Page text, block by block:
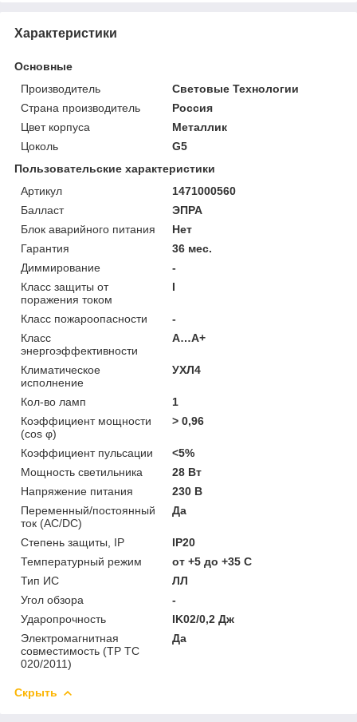
Характеристики
Основные
Производитель
Световые Технологии
Страна производитель
Россия
Цвет корпуса
Металлик
Цоколь
G5
Пользовательские характеристики
Артикул
1471000560
Балласт
ЭПРА
Блок аварийного питания
Нет
Гарантия
36 мес.
Диммирование
-
Класс защиты от
поражения током
I
Класс пожароопасности
-
Класс
энергоэффективности
A…A+
Климатическое
исполнение
УХЛ4
Кол-во ламп
1
Коэффициент мощности
(cos φ)
> 0,96
Коэффициент пульсации
<5%
Мощность светильника
28 Вт
Напряжение питания
230 В
Переменный/постоянный
ток (AC/DC)
Да
Степень защиты, IP
IP20
Температурный режим
от +5 до +35 C
Тип ИС
ЛЛ
Угол обзора
-
Ударопрочность
IK02/0,2 Дж
Электромагнитная
совместимость (ТР ТС
020/2011)
Да
Скрыть